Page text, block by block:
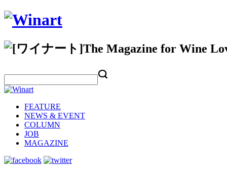
FEATURE
NEWS & EVENT
COLUMN
JOB
MAGAZINE